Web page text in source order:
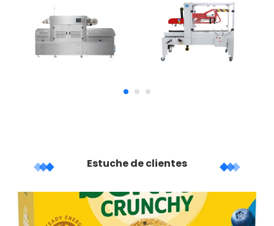
Estuche de clientes